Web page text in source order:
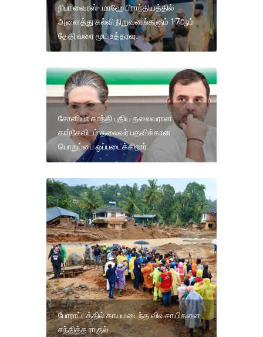
நிபா வைரஸ்- மாஹே பிராந்தியத்தில்
அனைத்து கல்வி நிறுவனங்களும் 17ஆம்
தேதி வரை மூட உத்தரவு.
சோனியா காந்தி புதிய தலைவரான
கார்கேவிடம் தலைவர் பதவிக்கான
பொறுப்பை ஒப்படைக்கிறார்.
போராட்டத்தில் காயமடைந்த விவசாயிகளை
சந்தித்த ராகுல்